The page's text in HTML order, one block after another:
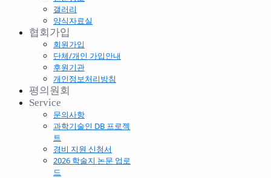
갤러리
양식자료실
협회가입
회원가입
단체/개인 가입안내
후원기관
개인정보처리방침
평의원회
Service
문의사항
과학기술인 DB 프로젝
트
경비 지원 신청서
2026 학술지 논문 업로
드